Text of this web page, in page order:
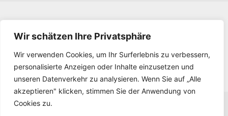
Wir schätzen Ihre Privatsphäre
Wir verwenden Cookies, um Ihr Surferlebnis zu verbessern,
personalisierte Anzeigen oder Inhalte einzusetzen und
unseren Datenverkehr zu analysieren. Wenn Sie auf „Alle
akzeptieren" klicken, stimmen Sie der Anwendung von
Cookies zu.
Datenschutz
Kontakt
Downloads